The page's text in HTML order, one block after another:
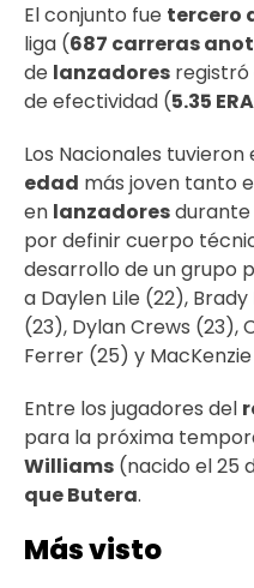
El conjunto fue tercero
liga (687 carreras
de lanzadores registró
de efectividad (5.35 ERA
Los Nacionales tuvieron
edad más joven tanto
en lanzadoresdurante
por definir cuerpo
desarrollo de un grupo
a Daylen Lile (22),
(23), Dylan Crews (23),
Ferrer (25) y
Entre los jugadores del
para la próxima
Williams (nacido el 25
que Butera.
Más visto